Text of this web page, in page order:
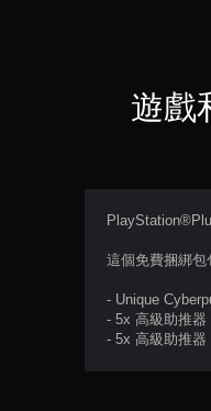
遊戲
這個免費捆綁包
- Unique
- 5x 高級助推器
- 5x 高級助推器